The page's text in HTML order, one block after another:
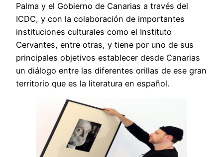
Palma y el Gobierno de Canarias a través del
ICDC, y con la colaboración de importantes
instituciones culturales como el Instituto
Cervantes, entre otras, y tiene por uno de sus
principales objetivos establecer desde Canarias
un diálogo entre las diferentes orillas de ese gran
territorio que es la literatura en español.